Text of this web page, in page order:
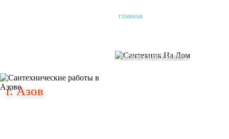
ГЛАВНАЯ
г. Азов